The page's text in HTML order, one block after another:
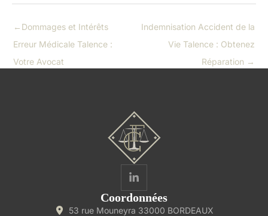
← Dommages et Intérêts
Erreur Médicale Talence :
Votre Avocat
Indemnisation Accident de la
Vie Talence : Obtenez
Réparation →
Coordonnées
53 rue Mouneyra 33000 BORDEAUX